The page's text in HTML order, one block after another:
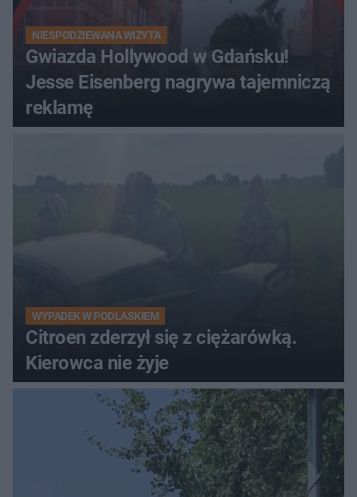
NIESPODZIEWANA WIZYTA
Gwiazda Hollywood w Gdańsku!
Jesse Eisenberg nagrywa tajemniczą
reklamę
WYPADEK W PODLASKIEM
Citroen zderzył się z ciężarówką.
Kierowca nie żyje